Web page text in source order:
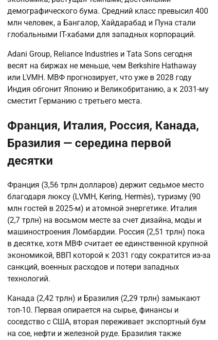
демографического бума. Средний класс превысил 400
млн человек, а Бангалор, Хайдарабад и Пуна стали
глобальными IT-хабами для западных корпораций.
Adani Group, Reliance Industries и Tata Sons сегодня
весят на биржах не меньше, чем Berkshire Hathaway
или LVMH. МВФ прогнозирует, что уже в 2028 году
Индия обгонит Японию и Великобританию, а к 2031-му
сместит Германию с третьего места.
Франция, Италия, Россия, Канада,
Бразилия — середина первой
десятки
Франция (3,56 трлн долларов) держит седьмое место
благодаря люксу (LVMH, Kering, Hermès), туризму (90
млн гостей в 2025-м) и атомной энергетике. Италия
(2,7 трлн) на восьмом месте за счет дизайна, моды и
машиностроения Ломбардии. Россия (2,51 трлн) пока
в десятке, хотя МВФ считает ее единственной крупной
экономикой, ВВП которой к 2031 году сократится из-за
санкций, военных расходов и потери западных
технологий.
Канада (2,42 трлн) и Бразилия (2,29 трлн) замыкают
топ-10. Первая опирается на сырье, финансы и
соседство с США, вторая переживает экспортный бум
на сое, нефти и железной руде. Бразилия также